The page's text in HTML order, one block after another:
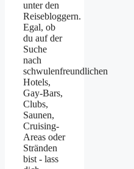
unter den
Reisebloggern.
Egal, ob
du auf der
Suche
nach
schwulenfreundlichen
Hotels,
Gay-Bars,
Clubs,
Saunen,
Cruising-
Areas oder
Stränden
bist - lass